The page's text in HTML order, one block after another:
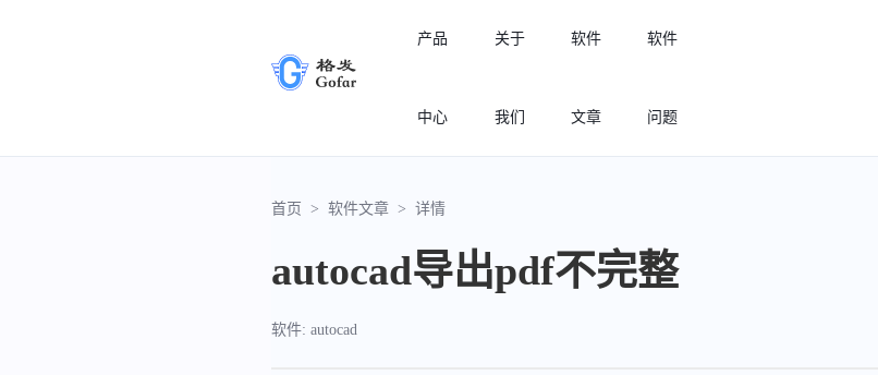
产品
中心
许可分析
实现专业软件许可精细化管理
关于
我们
软件
文章
软件
问题
首页 > 软件文章 > 详情
autocad导出pdf不完整
软件: autocad